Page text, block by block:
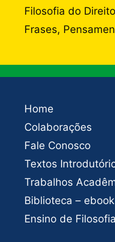
Filosofia do Direito
Frases,
Home
Colaborações
Fale Conosco
Textos
Trabalhos
Biblioteca –
Ensino de Filosofia